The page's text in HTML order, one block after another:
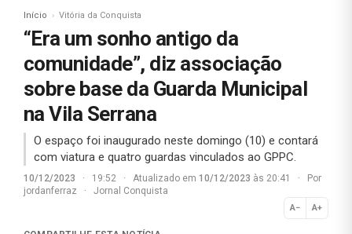
Início Vitória da Conquista
“Era um sonho antigo da
comunidade”, diz associação
sobre base da Guarda Municipal
na Vila Serrana
O espaço foi inaugurado neste domingo (10) e contará
com viatura e quatro guardas vinculados ao GPPC.
10/12/2023 · 19:52 · Atualizado em 10/12/2023 às 20:41 ·
Por
jordanferraz
· Jornal Conquista
A− A+
Normal